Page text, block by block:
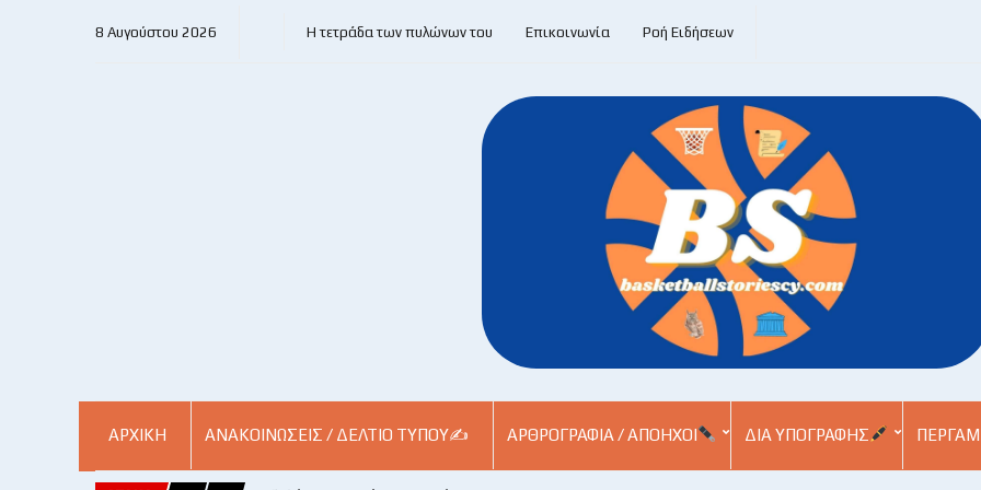
8 Αυγούστου 2026 Η τετράδα των πυλώνων του Επικοινωνία Ροή Ειδήσεων
ΑΡΧΙΚΗ ΑΝΑΚΟΙΝΏΣΕΙΣ / ΔΕΛΤΊΟ ΤΎΠΟΥ✍ ΑΡΘΡΟΓΡΑΦΊΑ / ΑΠΌΗΧΟΙ ΔΙΑ ΥΠΟΓΡΑΦΉΣ